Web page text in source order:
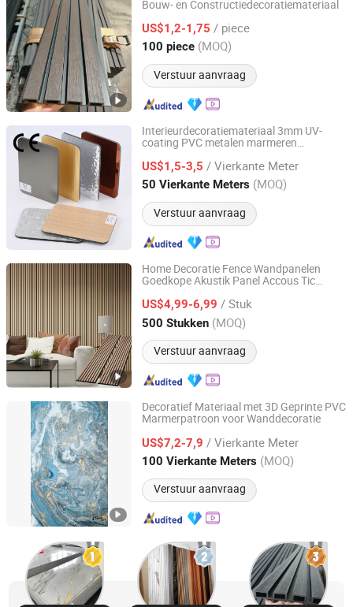
Bouw- en Constructiedecoratiemateriaal
US$1,2-1,75 / piece
100 piece (MOQ)
Verstuur aanvraag
Linyi Consmos New Building Materials Co., Ltd.
Shandong, China Sinds 2023
Interieurdecoratiemateriaal 3mm UV-
coating PVC metalen marmeren
bouwmateriaal voor decoratie binnen
US$1,5-3,5 / Vierkante Meter
50 Vierkante Meters (MOQ)
Verstuur aanvraag
Dongguan Haojia Building Decoration Materials Co., Ltd.
Guangdong, China Sinds 2024
Home Decoratie Fence Wandpanelen
Goedkope Akustik Panel Accous Tic
Shopping
US$4,99-6,99 / Stuk
500 Stukken (MOQ)
Verstuur aanvraag
Linyi Changyuan International Trade Co., Ltd.
Shandong, China Sinds 2023
Decoratief Materiaal met 3D Geprinte PVC
Marmerpatroon voor Wanddecoratie
US$7,2-7,9 / Vierkante Meter
100 Vierkante Meters (MOQ)
Verstuur aanvraag
SHANDONG AITOP DECOR MATERIAL CO., LTD.
Shandong, China Sinds 2023